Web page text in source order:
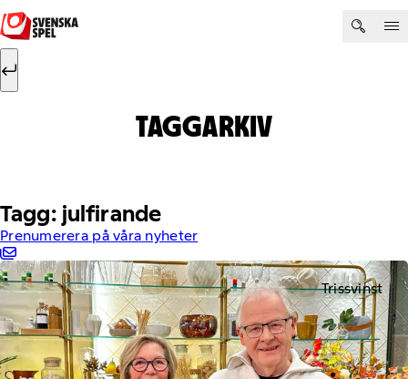
Hoppa till innehåll
Sök efter:
TAGGARKIV
Tagg: julfirande
Prenumerera på våra nyheter
Trissvinst